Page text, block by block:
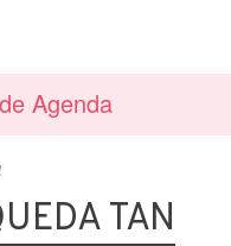
Agenda
TAN